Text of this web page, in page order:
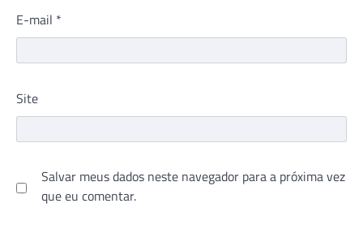
E-mail *
Site
Salvar meus dados neste navegador para a próxima vez
que eu comentar.